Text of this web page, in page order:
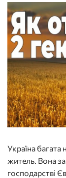
Україна багата
житель. Вона
господарстві